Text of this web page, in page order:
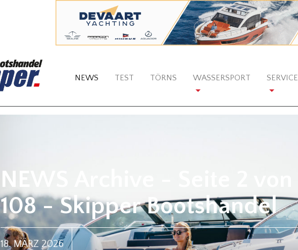
NEWS TEST TÖRNS WASSERSPORT SERVICE
NEWS Archive - Seite 2 von
108 - Skipper Bootshandel
18. MÄRZ 2026